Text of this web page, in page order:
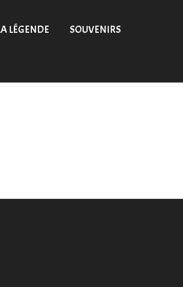
LÉGENDE
SOUVENIRS